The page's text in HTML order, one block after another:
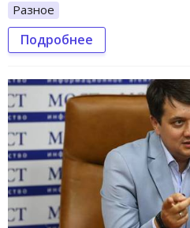
Разное
Подробнее